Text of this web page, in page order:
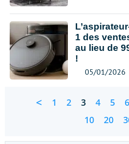
1 des
au lieu de
!
05/01/2026
< 1 2 3 4 5 6
10 20